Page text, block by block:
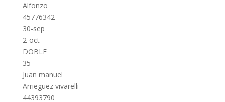
Alfonzo
45776342
30-sep
2-oct
DOBLE
35
Juan manuel
Arrieguez vivarelli
44393790